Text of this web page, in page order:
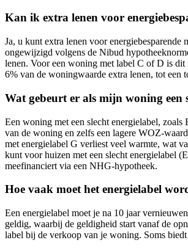
Kan ik extra lenen voor
Ja, u kunt extra lenen voor
ongewijzigd volgens de Nibud
lenen. Voor een woning met label C of D is dit
6% van de woningwaarde extra lenen, tot een
Wat gebeurt er als mijn woning een
Een woning met een slecht energielabel,
van de woning en zelfs een lagere WOZ-
met energielabel G verliest veel warmte, wat
kunt voor huizen met een slecht energielabel
meefinanciert via een NHG-hypotheek.
Hoe vaak moet het energielabel
Een energielabel moet je na 10 jaar
geldig, waarbij de geldigheid start vanaf de
label bij de verkoop van je woning. Soms